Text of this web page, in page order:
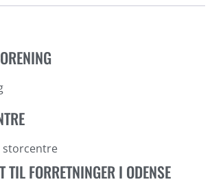
storcentre
TIL FORRETNINGER I ODENSE